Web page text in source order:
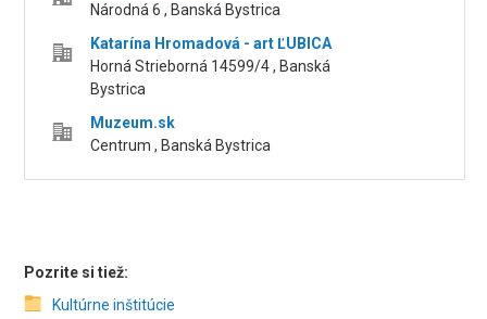
Národná 6 , Banská Bystrica
Katarína Hromadová - art ĽUBICA
Horná Strieborná 14599/4 , Banská
Bystrica
Muzeum.sk
Centrum , Banská Bystrica
Pozrite si tiež:
Kultúrne inštitúcie